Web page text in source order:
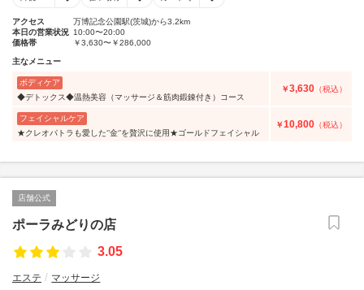
アクセス
万博記念公園駅(茨城)から3.2km
本日の営業状況 10:00〜20:00
価格帯
￥3,630〜￥286,000
主なメニュー
ボディケア
◆デトックス◆温熱美容（マッサージ＆筋肉鍛錬付き）コース
￥3,630 （税込）
フェイシャルケア
★クレオパトラも愛した‘’金‘’を贅沢に使用★ゴールドフェイシャル
￥10,800 （税込）
店舗公式
ポーラみどりの店
3.05
エステ マッサージ